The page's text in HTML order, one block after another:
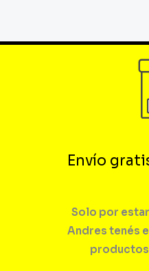
Envío
Solo por
Andres tenés